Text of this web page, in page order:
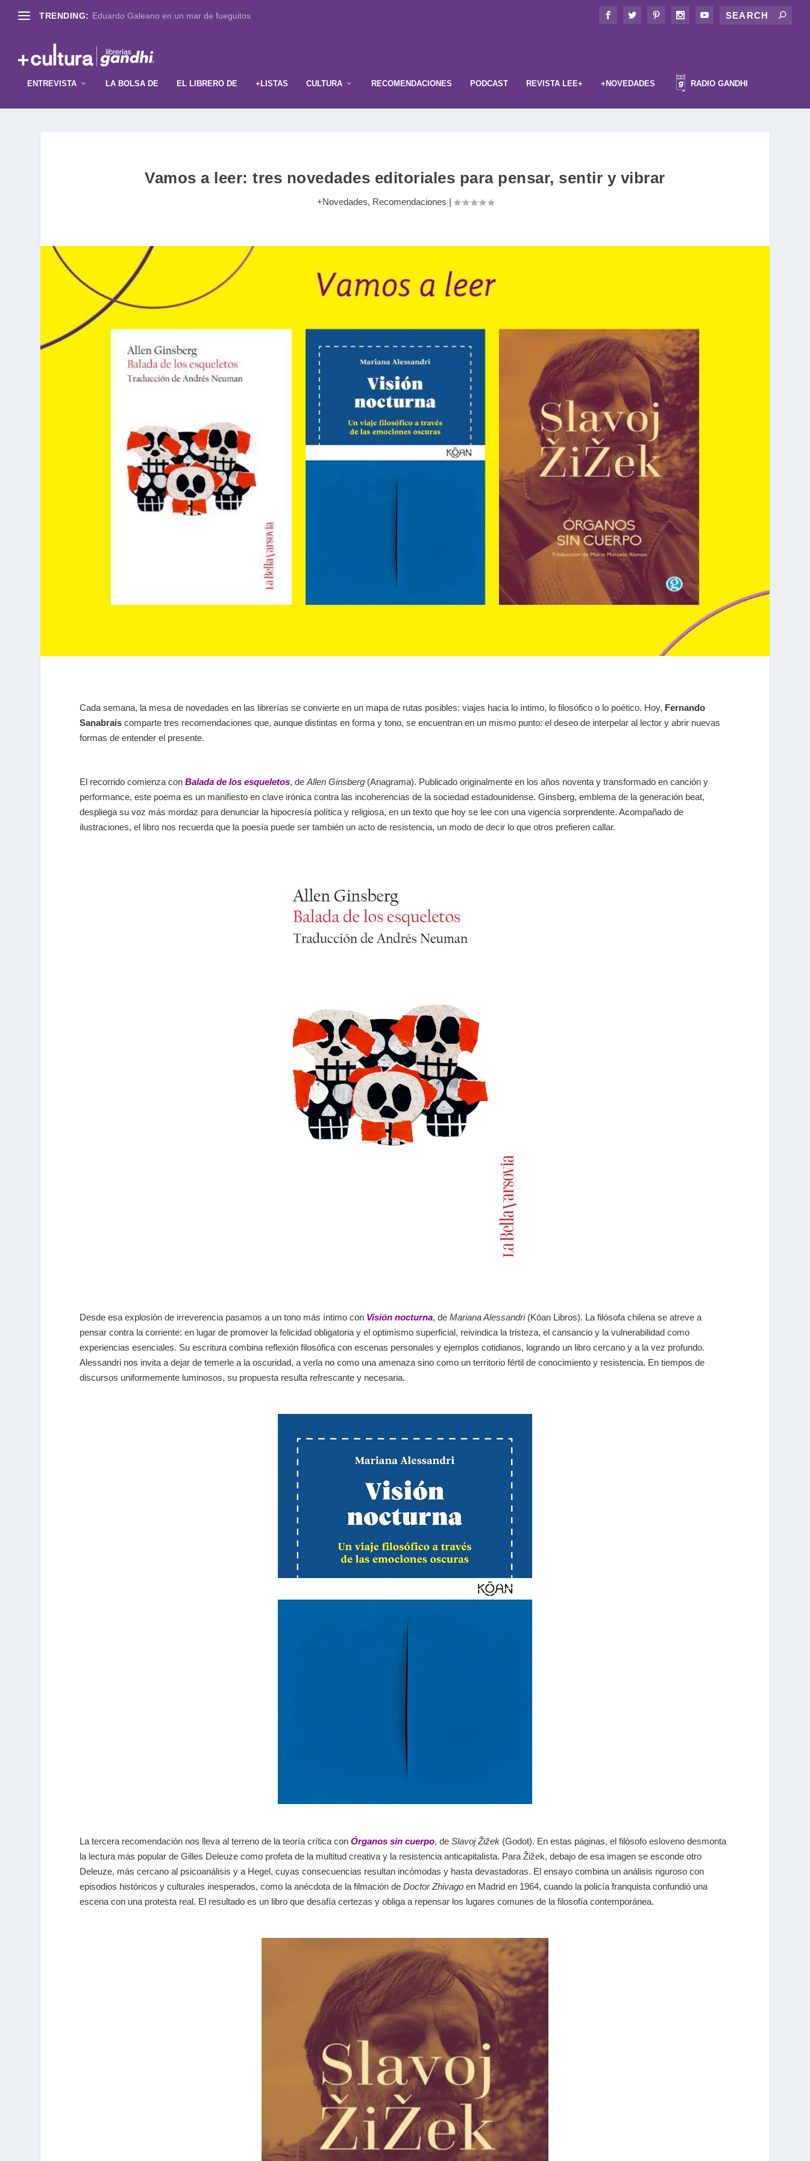
TRENDING: Eduardo Galeano en un mar de fueguitos
ENTREVISTA LA BOLSA DE EL LIBRERO DE +LISTAS CULTURA RECOMENDACIONES PODCAST REVISTA LEE+ +NOVEDADES RADIO GANDHI
Vamos a leer: tres novedades editoriales para pensar, sentir y vibrar
+Novedades, Recomendaciones |
Cada semana, la mesa de novedades en las librerías se convierte en un mapa de rutas posibles: viajes hacia lo íntimo, lo filosófico o lo poético. Hoy, Fernando
Sanabrais comparte tres recomendaciones que, aunque distintas en forma y tono, se encuentran en un mismo punto: el deseo de interpelar al lector y abrir nuevas
formas de entender el presente.
El recorrido comienza con Balada de los esqueletos, de Allen Ginsberg (Anagrama). Publicado originalmente en los años noventa y transformado en canción y
performance, este poema es un manifiesto en clave irónica contra las incoherencias de la sociedad estadounidense. Ginsberg, emblema de la generación beat,
despliega su voz más mordaz para denunciar la hipocresía política y religiosa, en un texto que hoy se lee con una vigencia sorprendente. Acompañado de
ilustraciones, el libro nos recuerda que la poesía puede ser también un acto de resistencia, un modo de decir lo que otros prefieren callar.
Desde esa explosión de irreverencia pasamos a un tono más íntimo con Visión nocturna, de Mariana Alessandri(Kōan Libros). La filósofa chilena se atreve a
pensar contra la corriente: en lugar de promover la felicidad obligatoria y el optimismo superficial, reivindica la tristeza, el cansancio y la vulnerabilidad como
experiencias esenciales. Su escritura combina reflexión filosófica con escenas personales y ejemplos cotidianos, logrando un libro cercano y a la vez profundo.
Alessandri nos invita a dejar de temerle a la oscuridad, a verla no como una amenaza sino como un territorio fértil de conocimiento y resistencia. En tiempos de
discursos uniformemente luminosos, su propuesta resulta refrescante y necesaria.
La tercera recomendación nos lleva al terreno de la teoría crítica con Órganos sin cuerpo, de Slavoj Žižek (Godot). En estas páginas, el filósofo esloveno desmonta
la lectura más popular de Gilles Deleuze como profeta de la multitud creativa y la resistencia anticapitalista. Para Žižek, debajo de esa imagen se esconde otro
Deleuze, más cercano al psicoanálisis y a Hegel, cuyas consecuencias resultan incómodas y hasta devastadoras. El ensayo combina un análisis riguroso con
episodios históricos y culturales inesperados, como la anécdota de la filmación de Doctor Zhivago en Madrid en 1964, cuando la policía franquista confundió una
escena con una protesta real. El resultado es un libro que desafía certezas y obliga a repensar los lugares comunes de la filosofía contemporánea.